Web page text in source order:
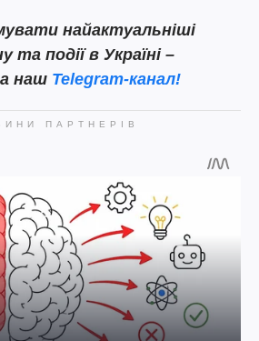
найактуальніші
та події в Україні –
наш Telegram-канал!